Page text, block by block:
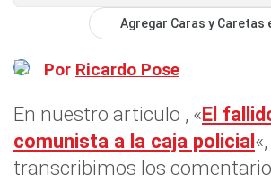
Agregar Caras y Caretas
Por Ricardo Pose
En nuestro articulo , «El
comunista a la caja policial«,
transcribimos los